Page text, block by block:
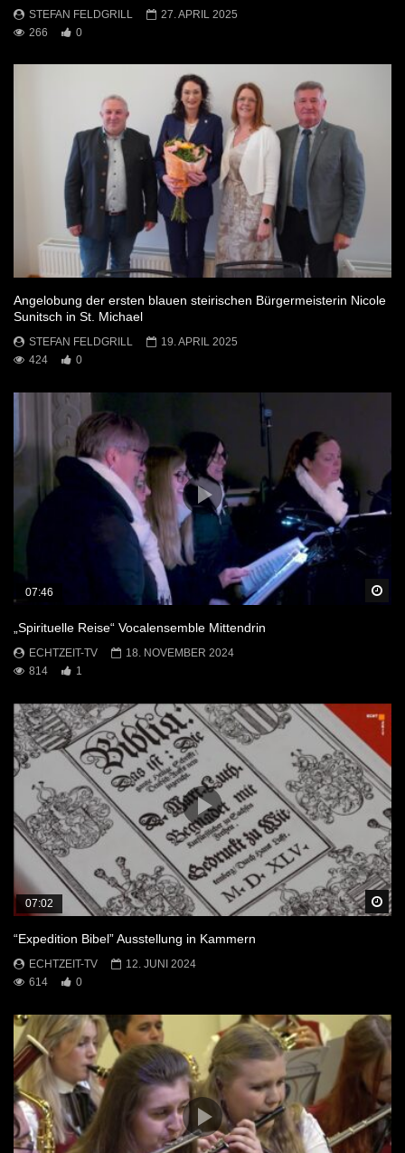
STEFAN FELDGRILL
27. APRIL 2025
266
0
Angelobung der ersten blauen steirischen Bürgermeisterin Nicole
Sunitsch in St. Michael
STEFAN FELDGRILL
19. APRIL 2025
424
0
07:46
„Spirituelle Reise“ Vocalensemble Mittendrin
ECHTZEIT-TV
18. NOVEMBER 2024
814
1
07:02
“Expedition Bibel” Ausstellung in Kammern
ECHTZEIT-TV
12. JUNI 2024
614
0